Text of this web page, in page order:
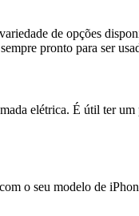
de opções
pronto para ser
elétrica. É útil ter
o seu modelo de